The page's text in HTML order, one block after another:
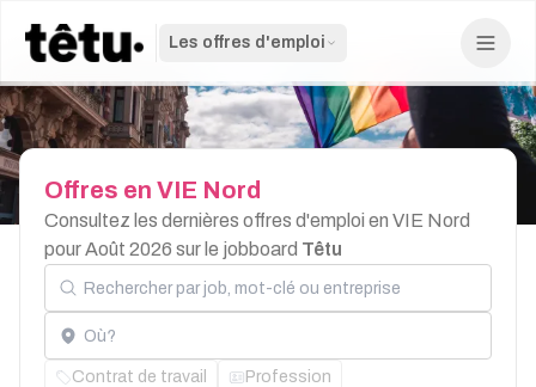
Les offres d'emploi
Offres en VIE Nord
Consultez les dernières offres d'emploi en VIE Nord
pour Août 2026 sur le jobboard Têtu
Rechercher par job, mot-clé ou entreprise
Localisation
Contrat de travail Profession